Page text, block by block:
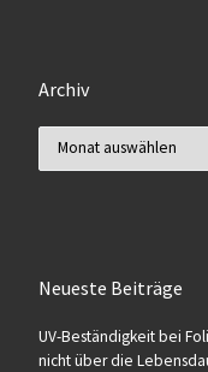
Archiv
Neueste Beiträge
UV-Beständigkeit bei
nicht über die